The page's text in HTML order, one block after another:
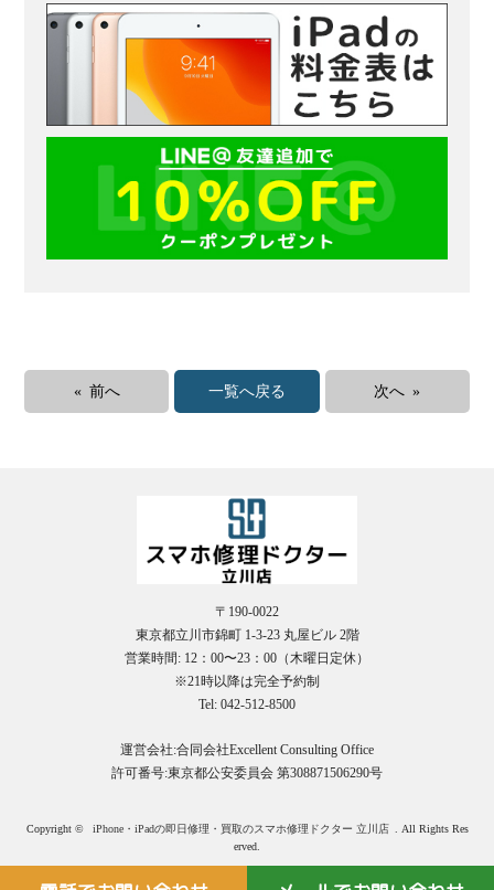
« 前へ 一覧へ戻る 次へ »
〒190-0022
東京都立川市錦町 1-3-23 丸屋ビル 2階
営業時間: 12：00〜23：00（木曜日定休）
※21時以降は完全予約制
Tel: 042-512-8500
運営会社:合同会社Excellent Consulting Office
許可番号:東京都公安委員会 第308871506290号
Copyright © iPhone・iPadの即日修理・買取のスマホ修理ドクター 立川店 . All Rights Res
erved.